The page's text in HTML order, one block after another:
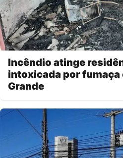
Incêndio atinge
intoxicada por fumaça
Grande